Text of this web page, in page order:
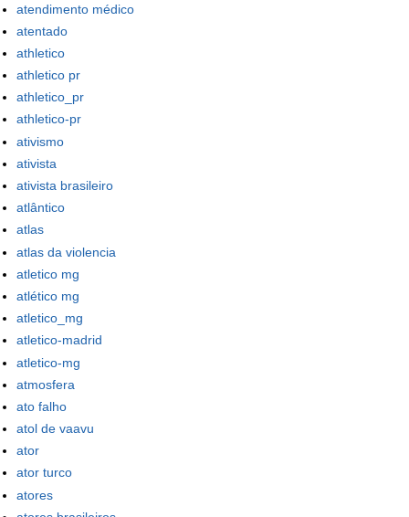
atendimento médico
atentado
athletico
athletico pr
athletico_pr
athletico-pr
ativismo
ativista
ativista brasileiro
atlântico
atlas
atlas da violencia
atletico mg
atlético mg
atletico_mg
atletico-madrid
atletico-mg
atmosfera
ato falho
atol de vaavu
ator
ator turco
atores